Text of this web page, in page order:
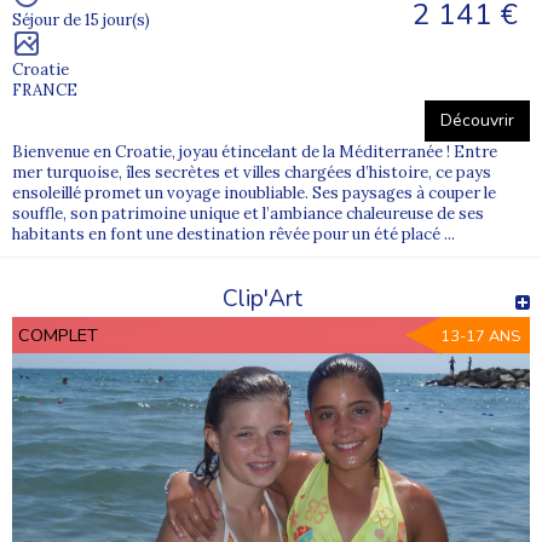
2. Quels documents sont nécessaires pour inscrire un
adolescent ?
Une fiche sanitaire, une autorisation parentale et un certificat
médical sont généralement demandés pour valider l’inscription.
3. Peut-on choisir une colonie selon l’âge et les centres
d’intérêt de l’adolescent ?
Oui, nos séjours sont organisés par tranche d’âge et proposent
des activités variées pour correspondre aux envies et besoins de
chaque jeune.
Séjour de 15 jour(s)
Croatie
FRANCE
2 141 €
Découvrir
Bienvenue en Croatie, joyau étincelant de la Méditerranée ! Entre
mer turquoise, îles secrètes et villes chargées d’histoire, ce pays
ensoleillé promet un voyage inoubliable. Ses paysages à couper le
souffle, son patrimoine unique et l’ambiance chaleureuse de ses
habitants en font une destination rêvée pour un été placé ...
Clip'Art
COMPLET 13-17 ANS